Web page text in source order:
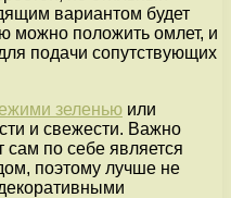
вариантом будет
можно положить омлет, и
подачи сопутствующих
зеленью или
и свежести. Важно
по себе является
поэтому лучше не